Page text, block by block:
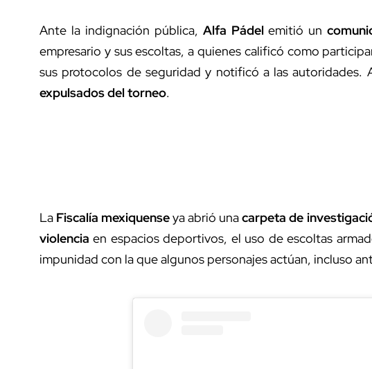
Ante la indignación pública, Alfa Pádelemitió un
empresario y sus escoltas, a quienes calificó como
sus protocolos de seguridad y notificó a las autoridades.
expulsados del torneo.
La Fiscalía mexiquenseya abrió unacarpeta de
violencia en espacios deportivos, el uso de escoltas
impunidad con la que algunos personajes actúan, incluso